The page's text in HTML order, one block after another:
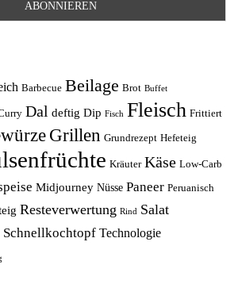
Barbecue Beilage Brot Buffet
Dal deftig Dip Fisch Fleisch Frittiert
Grillen Grundrezept Hefeteig
Kräuter Käse Low-Carb
Midjourney Nüsse Paneer Peruanisch
Resteverwertung Rind Salat
Schnellkochtopf Technologie